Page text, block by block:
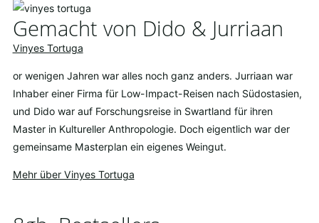
Gemacht von Dido & Jurriaan
Vinyes Tortuga
or wenigen Jahren war alles noch ganz anders. Jurriaan war
Inhaber einer Firma für Low-Impact-Reisen nach Südostasien,
und Dido war auf Forschungsreise in Swartland für ihren
Master in Kultureller Anthropologie. Doch eigentlich war der
gemeinsame Masterplan ein eigenes Weingut.
Mehr über Vinyes Tortuga